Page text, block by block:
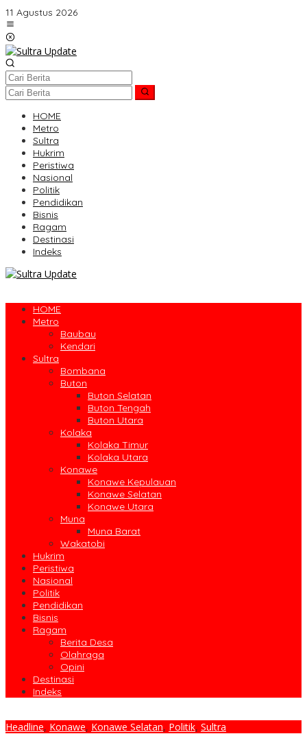
Lewati
ke
konten
11 Agustus 2026
HOME
Metro
Sultra
Hukrim
Peristiwa
Nasional
Politik
Pendidikan
Bisnis
Ragam
Destinasi
Indeks
HOME
Metro
Baubau
Kendari
Sultra
Bombana
Buton
Buton Selatan
Buton Tengah
Buton Utara
Kolaka
Kolaka Timur
Kolaka Utara
Konawe
Konawe Kepulauan
Konawe Selatan
Konawe Utara
Muna
Muna Barat
Wakatobi
Hukrim
Peristiwa
Nasional
Politik
Pendidikan
Bisnis
Ragam
Berita Desa
Olahraga
Opini
Destinasi
Indeks
Headline, Konawe, Konawe Selatan, Politik, Sultra